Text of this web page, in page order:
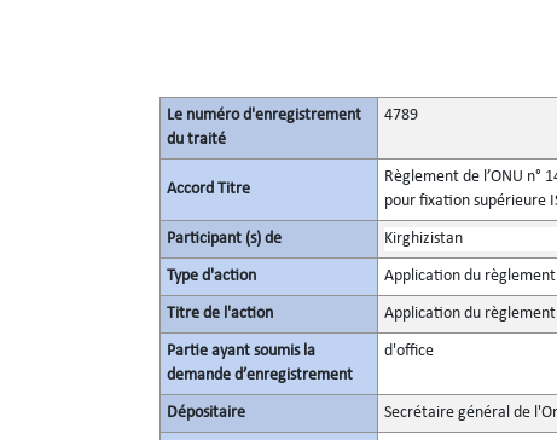
Le numéro d'enregistrement
du traité
4789
Accord Titre
Règlement de l’ONU n°
pour fixation supérieure
Participant (s) de Kirghizistan
Type d'action Application du règlement
Titre de l'action Application du règlement
Partie ayant soumis la
demande d’enregistrement
d'office
Dépositaire Secrétaire général de